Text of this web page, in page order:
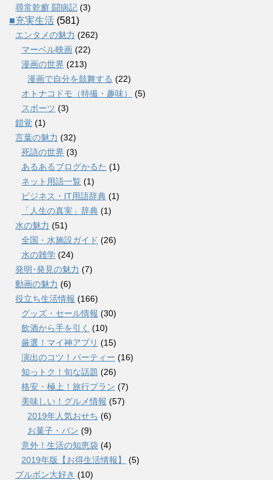
尋常乾癬 闘病記 (3)
■充実生活 (581)
エンタメの魅力 (262)
マーベル映画 (22)
漫画の世界 (213)
漫画で自分を鼓舞する (22)
オトナコドモ（特撮・趣味）
(5)
スポーツ (3)
錯覚 (1)
言葉の魅力 (32)
死語の世界 (3)
あるあるブログかるた (1)
ネット用語一覧 (1)
ビジネス・IT用語辞典 (1)
「人生の真実」辞典 (1)
水の魅力 (51)
全国・水施設ガイド (26)
水の雑学 (24)
発明･発見の魅力 (7)
動画の魅力 (6)
役立ち生活情報 (166)
グッズ・セール情報 (30)
飲酒から手を引く (10)
厳選！マイ神アプリ (15)
演出のコツ！パーティー (16)
知っトク！旬な話題 (26)
格安・極上！旅行プラン (7)
美味しい！グルメ情報 (57)
2019年人気おせち (6)
お菓子・パン (9)
意外！生活の知恵袋 (4)
2019年版【お得生活情報】
(5)
ブルボン大好き (10)